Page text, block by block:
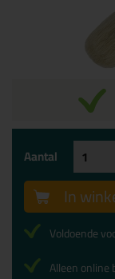
Aantal
In
Voldoende
Alleen online